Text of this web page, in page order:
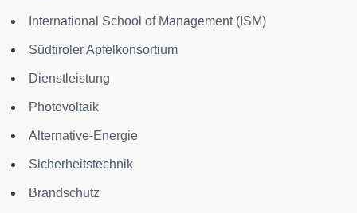
International School of Management (ISM)
Südtiroler Apfelkonsortium
Dienstleistung
Photovoltaik
Alternative-Energie
Sicherheitstechnik
Brandschutz